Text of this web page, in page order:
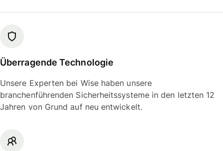
Überragende Technologie
Unsere Experten bei Wise haben unsere
branchenführenden Sicherheitssysteme in den letzten 12
Jahren von Grund auf neu entwickelt.